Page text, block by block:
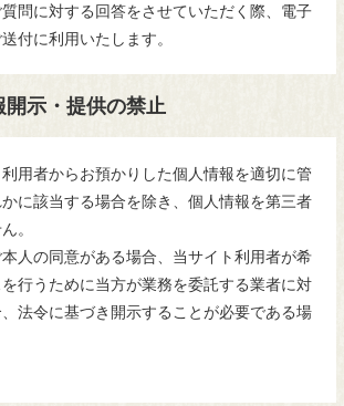
問に対する回答をさせていただく際、電子
付に利用いたします。
示・提供の禁止
用者からお預かりした個人情報を適切に管
に該当する場合を除き、個人情報を第三者
。
人の同意がある場合、当サイト利用者が希
行うために当方が業務を委託する業者に対
法令に基づき開示することが必要である場